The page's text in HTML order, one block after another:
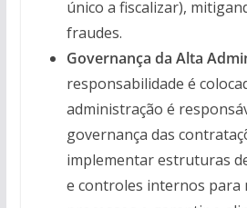
único a fiscalizar),
fraudes.
Governança da Alta
responsabilidade é
administração é
governança das
implementar estruturas
e controles internos para